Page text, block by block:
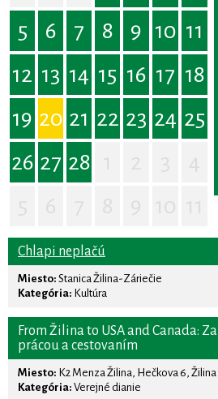
5
6 7 8 9 10 11
12 13 14 15 16 17 18
19 20 21 22 23 24 25
26 27 28
Chlapi neplačú
Miesto: Stanica Žilina-Záriečie
Kategória: Kultúra
From Žilina to USA and Canada: Za
prácou a cestovaním
Miesto: K2 Menza Žilina, Hečkova 6, Žilina
Kategória: Verejné dianie